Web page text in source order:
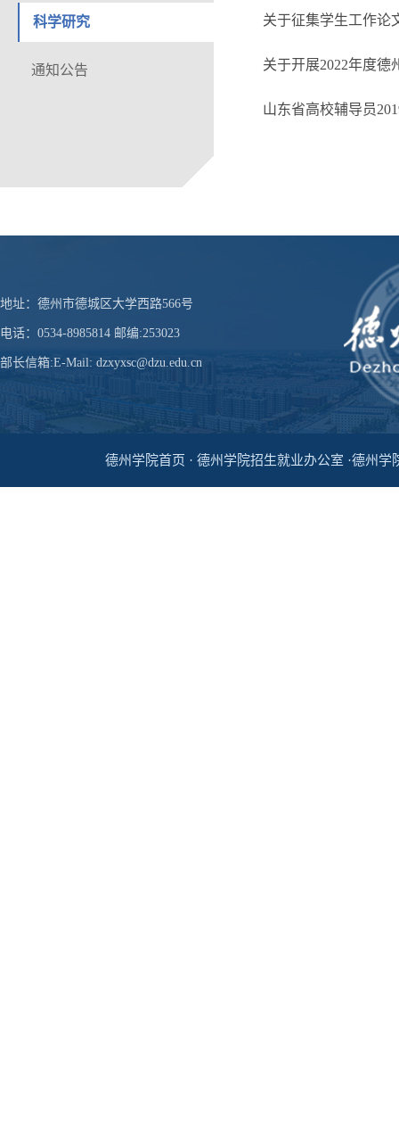
科学研究
通知公告
关于征集学生工作论
关于开展2022年度德
山东省高校辅导员
地址：德州市德城区大学西路566号
电话：0534-8985814 邮编:253023
部长信箱:E-Mail: dzxyxsc@dzu.edu.cn
德州学院首页 · 德州学院招生就业办公室 ·德州